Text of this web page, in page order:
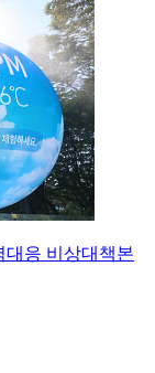
응 비상대책본